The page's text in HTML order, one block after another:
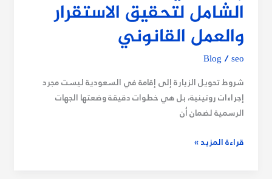
الشامل لتحقيق الاستقرار
والعمل القانوني
Blog /seo
شروط تحويل الزيارة إلى إقامة في السعودية ليست مجرد
إجراءات روتينية، بل هي خطوات دقيقة وضعتها الجهات
الرسمية لضمان أن
القانوني
قراءة المزيد »